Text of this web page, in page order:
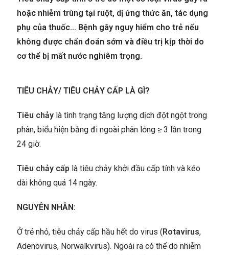
hoặc nhiễm trùng tại ruột, dị ứng thức ăn, tác dụng
phụ của thuốc… Bệnh gây nguy hiểm cho trẻ nếu
không được chẩn đoán sớm và điều trị kịp thời do
cơ thể bị mất nước nghiêm trọng.
TIÊU CHẢY/ TIÊU CHẢY CẤP LÀ GÌ?
Tiêu chảy là tình trạng tăng lượng dịch đột ngột trong
phân, biểu hiện bằng đi ngoài phân lỏng ≥ 3 lần trong
24 giờ.
Tiêu chảy cấp là tiêu chảy khởi đầu cấp tính và kéo
dài không quá 14 ngày.
NGUYÊN NHÂN:
Ở trẻ nhỏ, tiêu chảy cấp hầu hết do virus (Rotavirus,
Adenovirus, Norwalkvirus). Ngoài ra có thể do nhiễm